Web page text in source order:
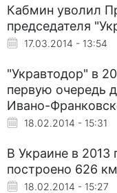
Кабмин уволил
председателя
17.03.2014 - 13:54
"Укравтодор" в
первую очередь
Ивано-
18.02.2014 - 15:31
В Украине в 2013
построено 626
18.02.2014 - 15:27